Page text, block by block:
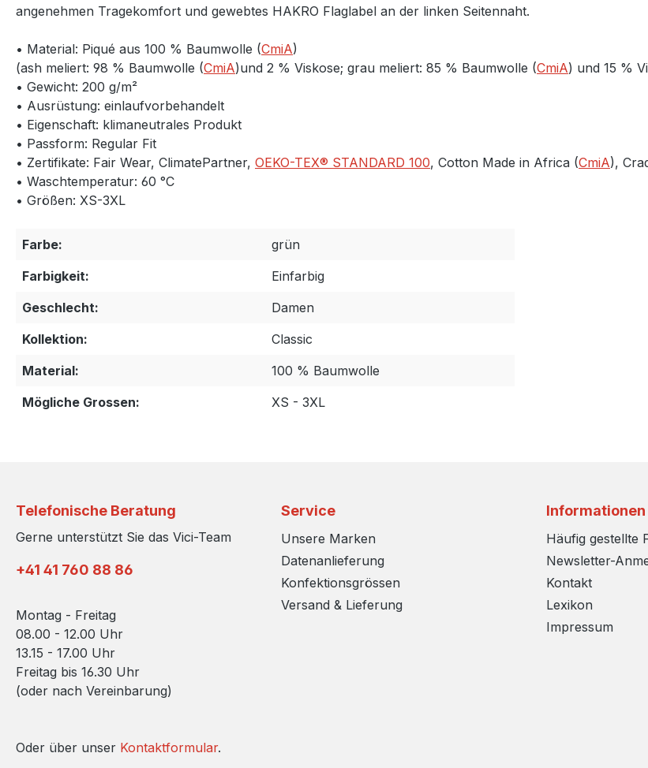
angenehmen Tragekomfort und gewebtes HAKRO Flaglabel an der linken Seitennaht.
• Material: Piqué aus 100 % Baumwolle (CmiA)
(ash meliert: 98 % Baumwolle (CmiA)und 2 % Viskose; grau meliert: 85 % Baumwolle (CmiA) und 15 %
• Gewicht: 200 g/m²
• Ausrüstung: einlaufvorbehandelt
• Eigenschaft: klimaneutrales Produkt
• Passform: Regular Fit
• Zertifikate: Fair Wear, ClimatePartner, OEKO-TEX® STANDARD 100, Cotton Made in Africa (CmiA),
• Waschtemperatur: 60 °C
• Größen: XS-3XL
Farbe:
grün
Farbigkeit:
Einfarbig
Geschlecht:
Damen
Kollektion:
Classic
Material:
100 % Baumwolle
Mögliche Grossen:
XS - 3XL
Telefonische Beratung
Gerne unterstützt Sie das Vici-Team
+41 41 760 88 86
Montag - Freitag
08.00 - 12.00 Uhr
13.15 - 17.00 Uhr
Freitag bis 16.30 Uhr
(oder nach Vereinbarung)
Oder über unser Kontaktformular.
Service
Unsere Marken
Datenanlieferung
Konfektionsgrössen
Versand & Lieferung
Informationen
Häufig gestellte
Newsletter-
Kontakt
Lexikon
Impressum